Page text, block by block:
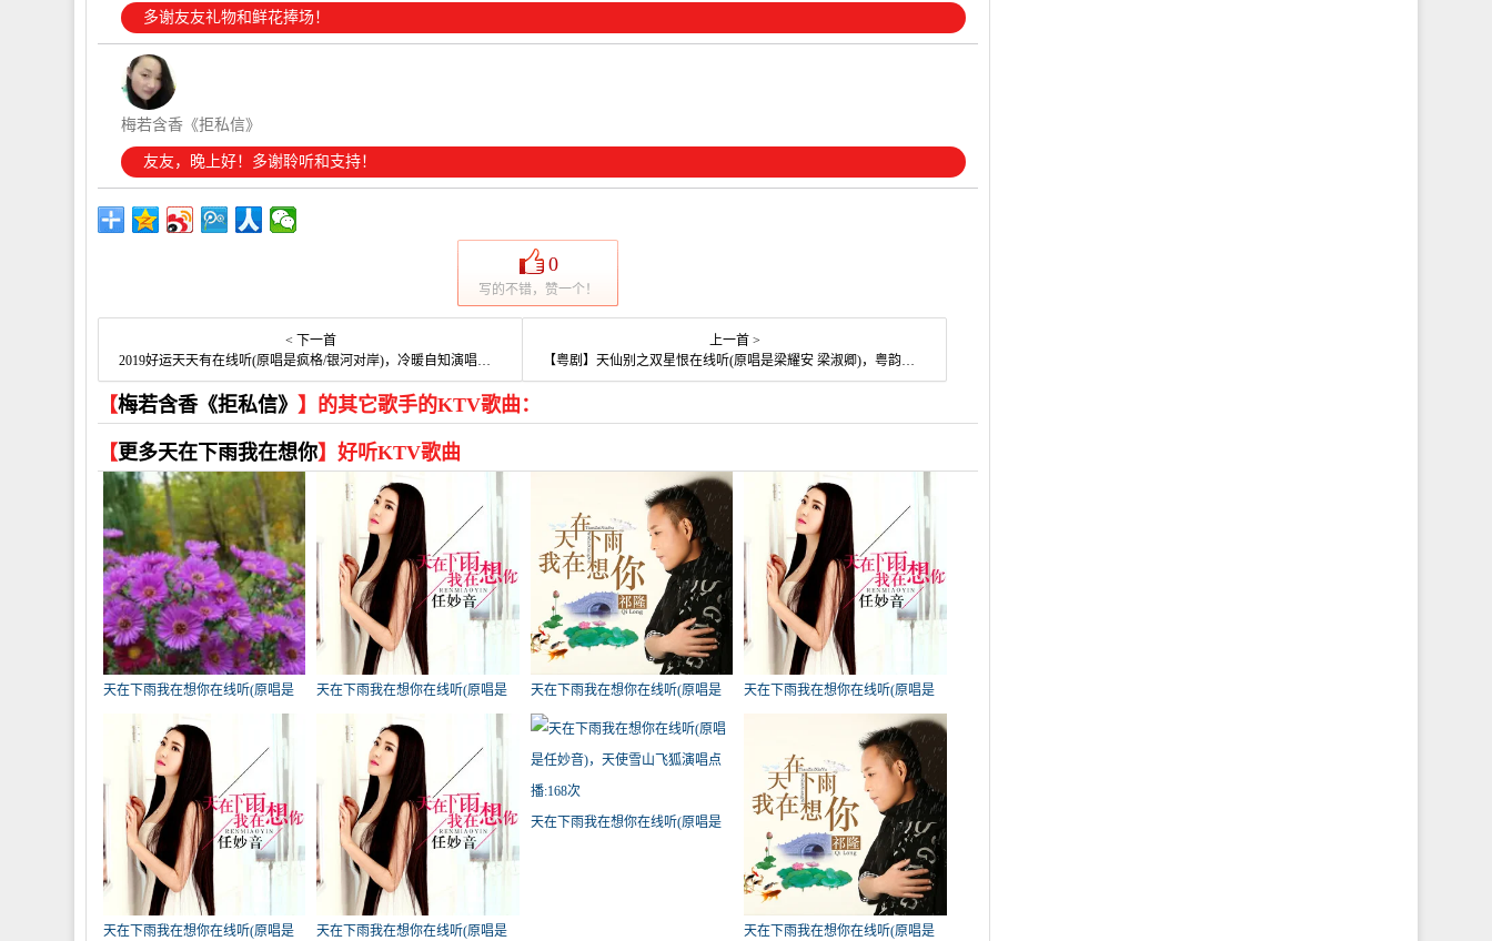
多谢友友礼物和鲜花捧场！
梅若含香《拒私信》
友友，晚上好！多谢聆听和支持！
0
写的不错，赞一个！
< 下一首
2019好运天天有在线听(原唱是疯格/银河对岸)，冷暖自知演唱点播:127次
上一首 >
【粤剧】天仙别之双星恨在线听(原唱是梁耀安 梁淑卿)，粤韵（停）演唱点播:70次
【梅若含香《拒私信》 】的其它歌手的KTV歌曲：
【更多天在下雨我在想你】好听KTV歌曲
天在下雨我在想你在线听(原唱是
任妙音)，美秋雨演唱点播:4390次
天在下雨我在想你在线听(原唱是
任妙音)，搬砖哥的心酸演唱点
播:1028次
天在下雨我在想你在线听(原唱是
祁隆)，李宗元演唱点播:281次
天在下雨我在想你在线听(原唱是
任妙音)，张家标哥演唱点播:233次
天在下雨我在想你在线听(原唱是
天在下雨我在想你在线听(原唱是
天在下雨我在想你在线听(原唱是
天在下雨我在想你在线听(原唱是